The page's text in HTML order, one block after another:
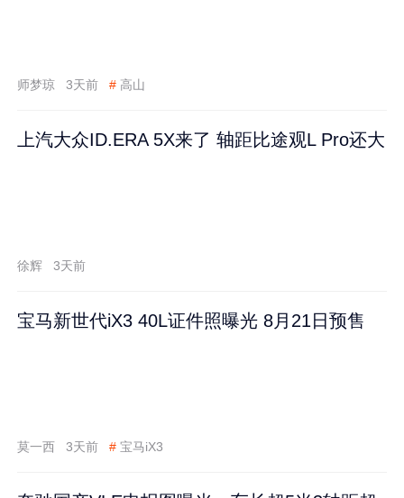
师梦琼 3天前 # 高山
上汽大众ID.ERA 5X来了 轴距比途观L Pro还大
徐辉 3天前
宝马新世代iX3 40L证件照曝光 8月21日预售
莫一西 3天前 # 宝马iX3